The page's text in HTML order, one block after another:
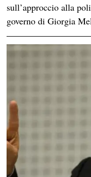
sull’approccio alla
governo di Giorgia